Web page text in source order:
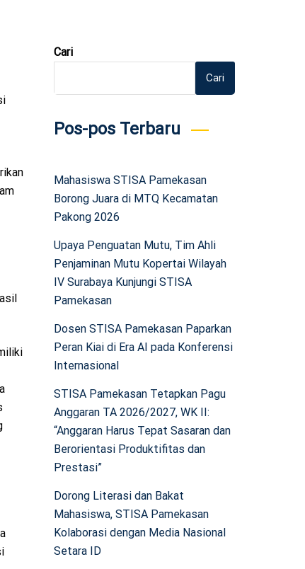
Cari
Cari
Pos-pos Terbaru
Mahasiswa STISA Pamekasan
Borong Juara di MTQ Kecamatan
Pakong 2026
Upaya Penguatan Mutu, Tim Ahli
Penjaminan Mutu Kopertai Wilayah
IV Surabaya Kunjungi STISA
Pamekasan
Dosen STISA Pamekasan Paparkan
Peran Kiai di Era AI pada Konferensi
Internasional
STISA Pamekasan Tetapkan Pagu
Anggaran TA 2026/2027, WK II:
“Anggaran Harus Tepat Sasaran dan
Berorientasi Produktifitas dan
Prestasi”
Dorong Literasi dan Bakat
Mahasiswa, STISA Pamekasan
Kolaborasi dengan Media Nasional
Setara ID